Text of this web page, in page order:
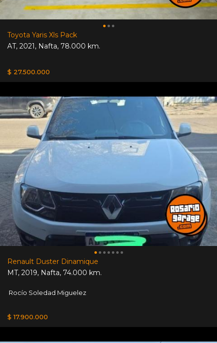
Toyota Yaris Xls Pack
AT, 2021, Nafta, 78.000 km.
$ 27.500.000
Renault Duster Dinamique
MT, 2019, Nafta, 74.000 km.
Rocío Soledad Miguelez
$ 17.900.000